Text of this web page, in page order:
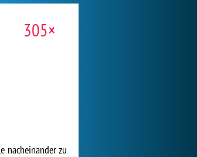
305×
nacheinander zu